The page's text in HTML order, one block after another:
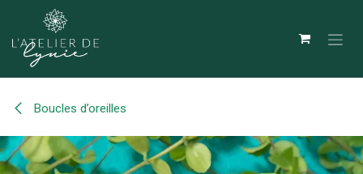
Se rendre au contenu
Boucles d’oreilles